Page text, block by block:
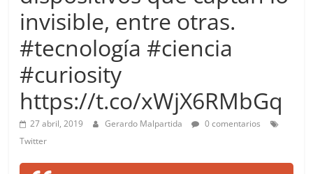
invisible, entre otras.
#tecnología #ciencia
#curiosity
https://t.co/xWjX6RMbGq
27 abril, 2019 Gerardo Malpartida
0 comentarios
Twitter